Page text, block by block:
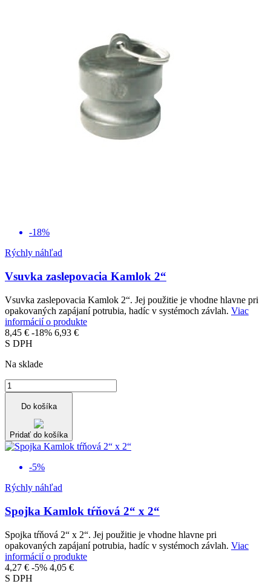
-18%
Rýchly náhľad
Vsuvka zaslepovacia Kamlok 2“
Vsuvka zaslepovacia Kamlok 2“. Jej použitie je vhodne hlavne pri
opakovaných zapájaní potrubia, hadíc v systémoch závlah. Viac
informácií o produkte
8,45 € -18% 6,93 €
S DPH
Na sklade
Do košíka
Pridať do košíka
-5%
Rýchly náhľad
Spojka Kamlok tŕňová 2“ x 2“
Spojka tŕňová 2“ x 2“. Jej použitie je vhodne hlavne pri
opakovaných zapájaní potrubia, hadíc v systémoch závlah. Viac
informácií o produkte
4,27 € -5% 4,05 €
S DPH